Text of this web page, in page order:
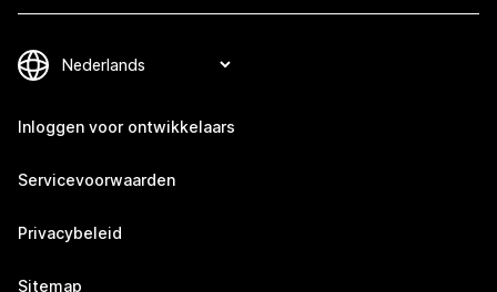
Inloggen voor ontwikkelaars
Servicevoorwaarden
Privacybeleid
Sitemap